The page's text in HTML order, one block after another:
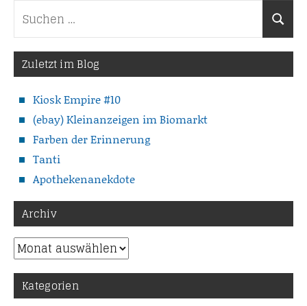
Zuletzt im Blog
Kiosk Empire #10
(ebay) Kleinanzeigen im Biomarkt
Farben der Erinnerung
Tanti
Apothekenanekdote
Archiv
Archiv
Kategorien